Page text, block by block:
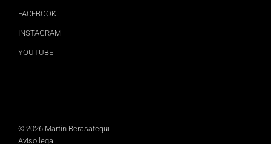
FACEBOOK
INSTAGRAM
YOUTUBE
© 2026 Martín Berasategui
Aviso legal